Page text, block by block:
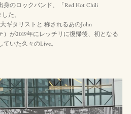
のロックバンド、「Red Hot Chili
た。
ギタリストと 称されるあのJohn
）が2019年にレッチリに復帰後、初となる
いた久々のLive。